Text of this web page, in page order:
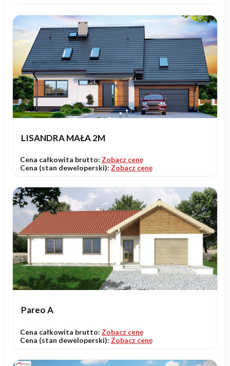
LISANDRA MAŁA 2M
Cena całkowita brutto: Zobacz cenę
Cena (stan deweloperski): Zobacz cenę
Pareo A
Cena całkowita brutto: Zobacz cenę
Cena (stan deweloperski): Zobacz cenę